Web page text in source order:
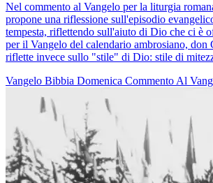
Nel commento al Vangelo per la liturgia
propone una riflessione sull'episodio
tempesta, riflettendo sull'aiuto di Dio che ci è
per il Vangelo del calendario ambrosiano, don
riflette invece sullo "stile" di Dio: stile di
Vangelo Bibbia Domenica Commento Al